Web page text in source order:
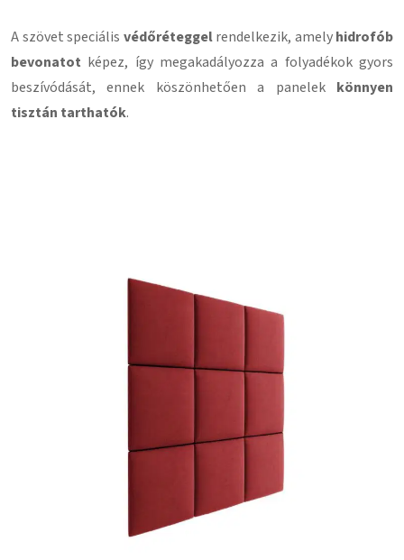
A szövet speciális védőréteggelrendelkezik, amelyhidrofób
bevonatot képez, így megakadályozza a folyadékok gyors
beszívódását, ennek köszönhetően a panelekkönnyen
tisztán tarthatók.